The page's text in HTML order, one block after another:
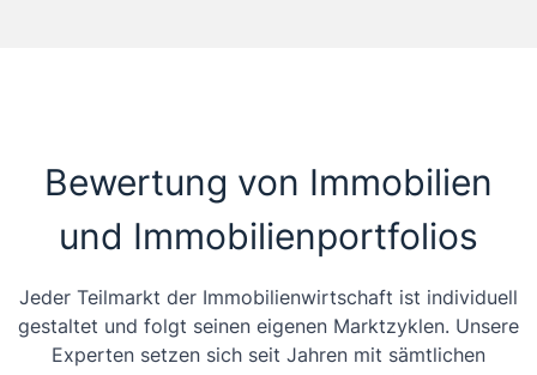
Bewertung von Immobilien
und Immobilienportfolios
Jeder Teilmarkt der Immobilienwirtschaft ist individuell
gestaltet und folgt seinen eigenen Marktzyklen. Unsere
Experten setzen sich seit Jahren mit sämtlichen